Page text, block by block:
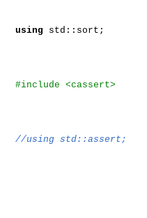
using std::sort;
#include <cassert>
//using std::assert;